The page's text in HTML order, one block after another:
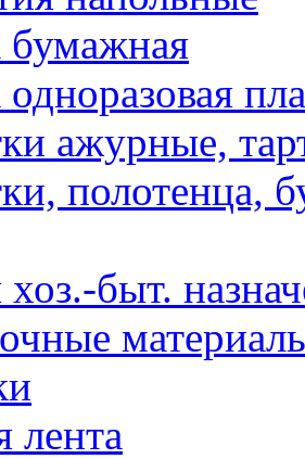
бумажная
ажурные,
полотенца,
быт.
лента